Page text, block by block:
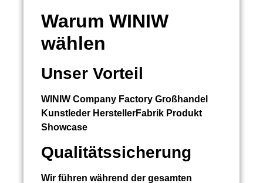
Warum WINIW
wählen
Unser Vorteil
WINIW Company Factory Großhandel
Kunstleder HerstellerFabrik Produkt
Showcase
Qualitätssicherung
Wir führen während der gesamten